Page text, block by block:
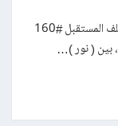
رواية نهاية العالم – العدد مائة وستون من سلسلة ملف المستقبل #160
بين ( نور )…